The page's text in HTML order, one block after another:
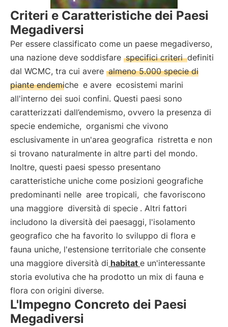
Criteri e Caratteristiche dei Paesi
Megadiversi
Per essere classificato come un paese megadiverso,
una nazione deve soddisfare specifici criteri definiti
dal WCMC, tra cui avere almeno 5.000 specie di
piante endemiche e avere ecosistemi marini
all'interno dei suoi confini. Questi paesi sono
caratterizzati dall’endemismo, ovvero la presenza di
specie endemiche, organismi che vivono
esclusivamente in un'area geografica ristretta e non
si trovano naturalmente in altre parti del mondo.
Inoltre, questi paesi spesso presentano
caratteristiche uniche come posizioni geografiche
predominanti nelle aree tropicali, che favoriscono
una maggiore diversità di specie . Altri fattori
includono la diversità dei paesaggi, l'isolamento
geografico che ha favorito lo sviluppo di flora e
fauna uniche, l'estensione territoriale che consente
una maggiore diversità di habitat e un'interessante
storia evolutiva che ha prodotto un mix di fauna e
flora con origini diverse.
L'Impegno Concreto dei Paesi
Megadiversi